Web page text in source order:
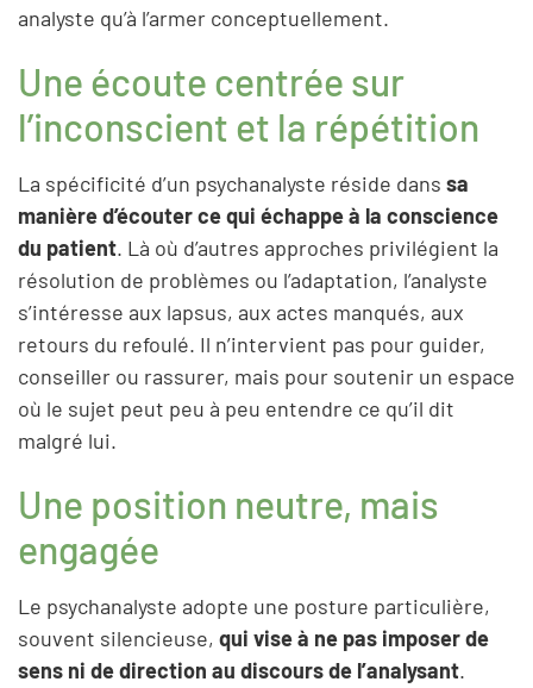
analyste qu’à l’armer conceptuellement.
Une écoute centrée sur
l’inconscient et la répétition
La spécificité d’un psychanalyste réside dans sa
manière d’écouter ce qui échappe à la conscience
du patient. Là où d’autres approches privilégient la
résolution de problèmes ou l’adaptation, l’analyste
s’intéresse aux lapsus, aux actes manqués, aux
retours du refoulé. Il n’intervient pas pour guider,
conseiller ou rassurer, mais pour soutenir un espace
où le sujet peut peu à peu entendre ce qu’il dit
malgré lui.
Une position neutre, mais
engagée
Le psychanalyste adopte une posture particulière,
souvent silencieuse, qui vise à ne pas imposer de
sens ni de direction au discours de l’analysant.